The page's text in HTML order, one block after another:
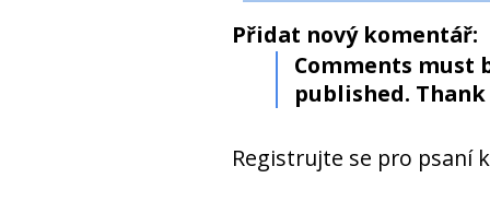
Přidat nový komentář:
Comments must
published. Thank
Registrujte se pro psaní